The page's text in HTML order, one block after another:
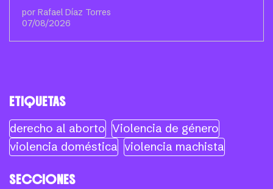
por Rafael Díaz Torres
07/08/2026
ETIQUETAS
derecho al aborto Violencia de género
violencia doméstica violencia machista
SECCIONES